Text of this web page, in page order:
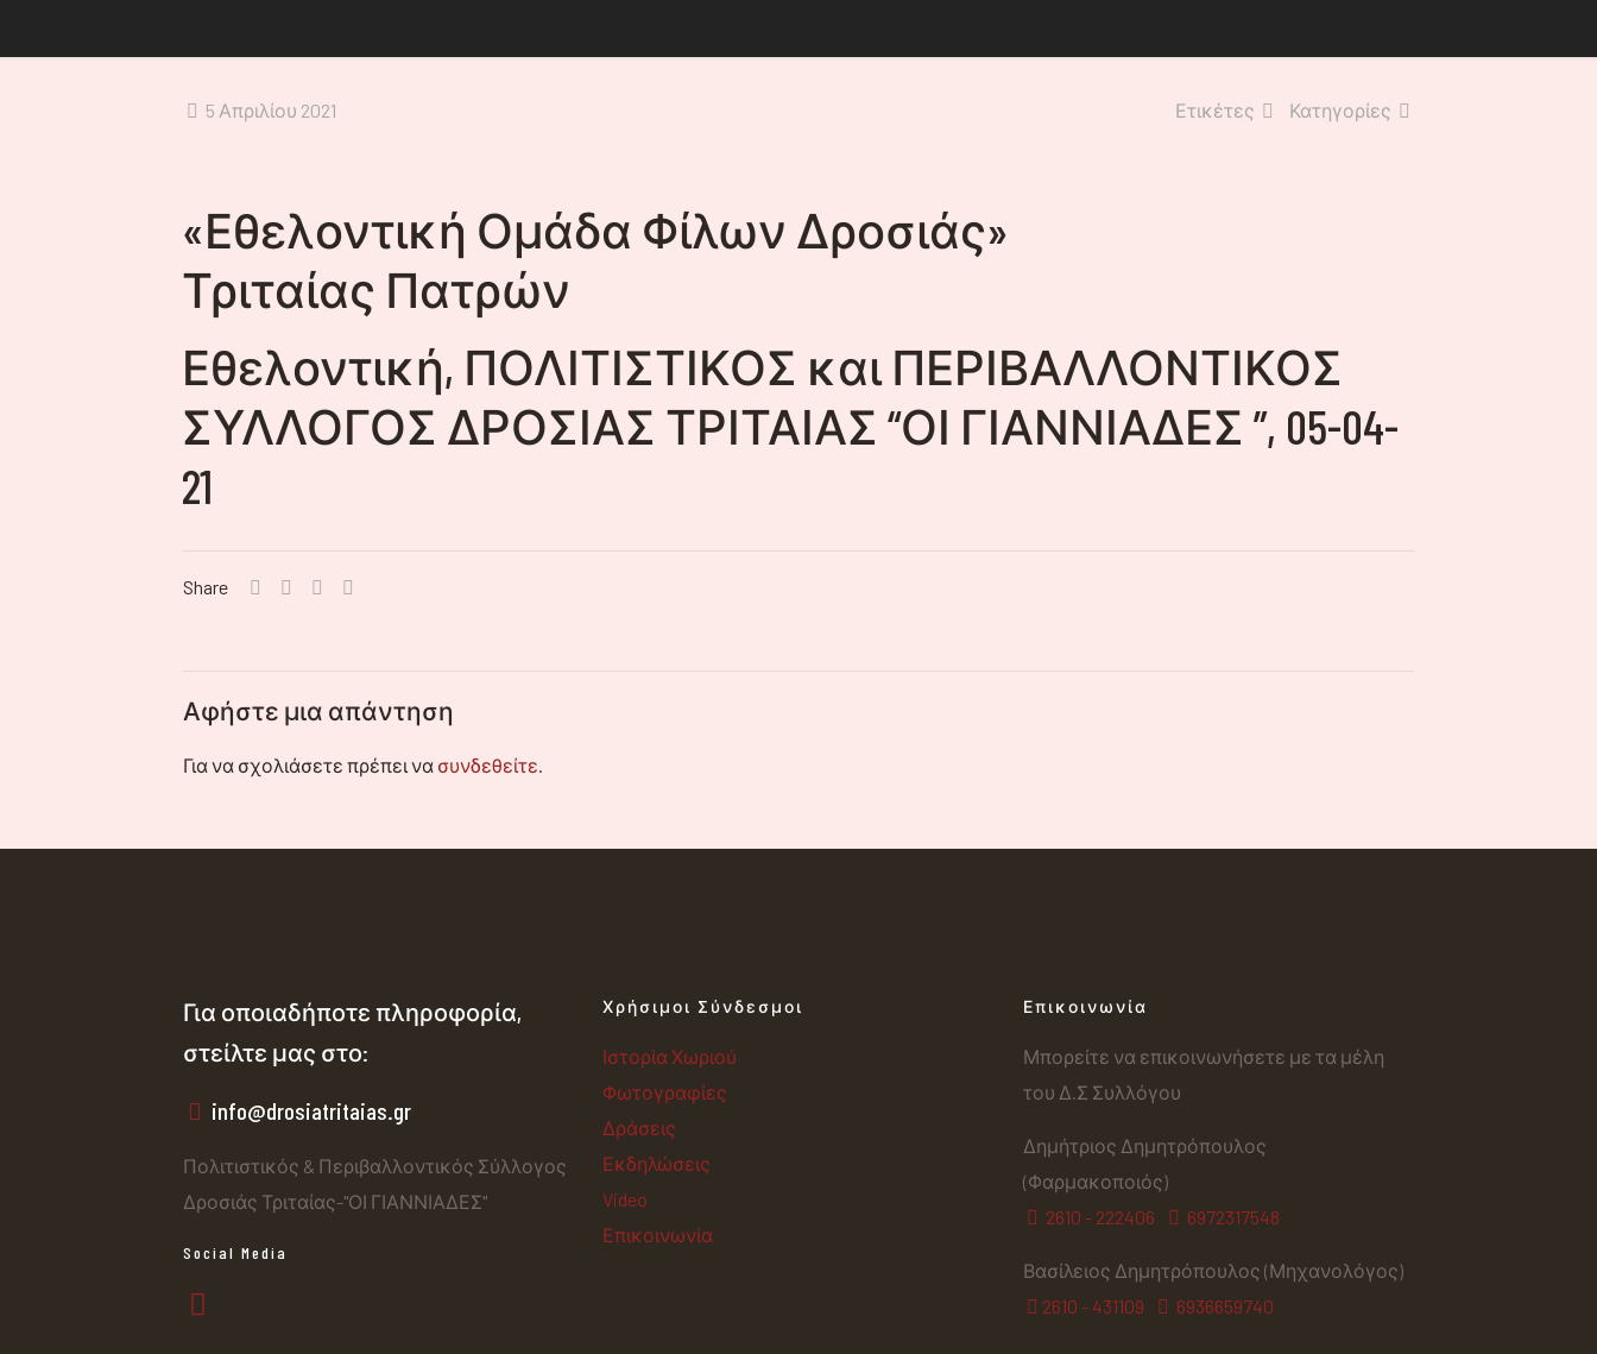
5 Απριλίου 2021 Κατηγορίες
Ετικέτες
«Εθελοντική Ομάδα Φίλων Δροσιάς»
Τριταίας Πατρών
Εθελοντική, ΠΟΛΙΤΙΣΤΙΚΟΣ και ΠΕΡΙΒΑΛΛΟΝΤΙΚΟΣ
ΣΥΛΛΟΓΟΣ ΔΡΟΣΙΑΣ ΤΡΙΤΑΙΑΣ “ΟΙ ΓΙΑΝΝΙΑΔΕΣ ”, 05-04-
21
Share
Αφήστε μια απάντηση
Για να σχολιάσετε πρέπει να συνδεθείτε.
Για οποιαδήποτε πληροφορία,
στείλτε μας στο:
info@drosiatritaias.gr
Πολιτιστικός & Περιβαλλοντικός Σύλλογος
Δροσιάς Τριταίας-"ΟΙ ΓΙΑΝΝΙΑΔΕΣ"
Social Media
Χρήσιμοι Σύνδεσμοι
Ιστορία Χωριού
Φωτογραφίες
Δράσεις
Εκδηλώσεις
Video
Επικοινωνία
Επικοινωνία
Μπορείτε να επικοινωνήσετε με τα μέλη
του Δ.Σ Συλλόγου
Δημήτριος Δημητρόπουλος
(Φαρμακοποιός)
2610 - 222406
6972317548
Βασίλειος Δημητρόπουλος (Μηχανολόγος)
2610 - 431109
6936659740